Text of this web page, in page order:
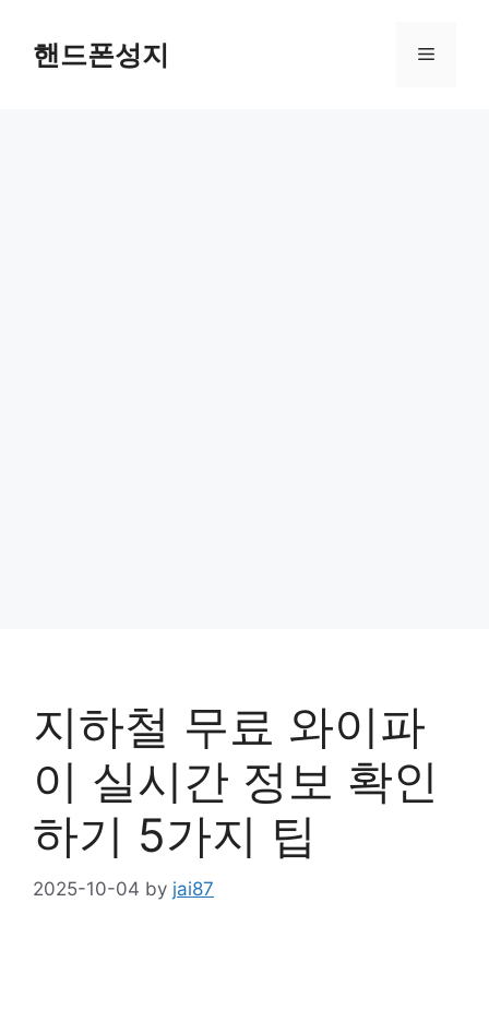
content핸드폰성지 Menu
지하철 무료 와이파
이 실시간 정보 확인
하기 5가지 팁
2025-10-04 by jai87